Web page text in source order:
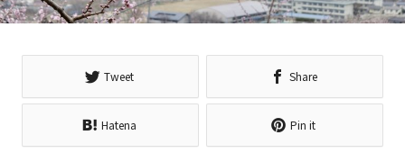
Tweet Share
Hatena Pin it